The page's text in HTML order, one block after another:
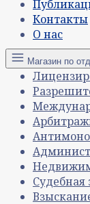
Контакты
О нас
Магазин по
Судебная